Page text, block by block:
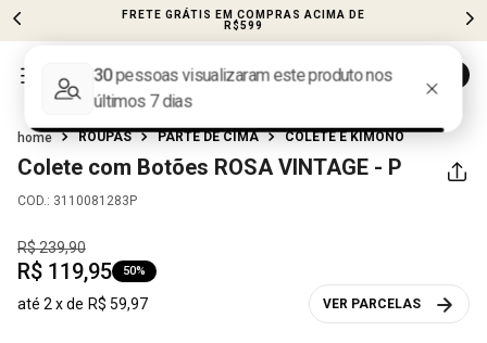
FRETE GRÁTIS EM COMPRAS ACIMA DE
R$599
ROUPAS PARTE DE CIMA COLETE E KIMONO
Colete com Botões ROSA VINTAGE - P
COD.: 3110081283P
R$239,90
R$ 119,95 50%
até 2 x de R$ 59,97 VER PARCELAS